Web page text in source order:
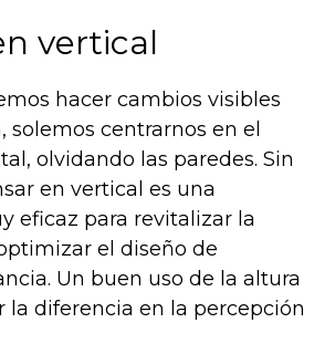
vertical
hacer cambios visibles
solemos centrarnos en el
olvidando las paredes. Sin
en vertical es una
eficaz para revitalizar la
el diseño de
Un buen uso de la altura
la diferencia en la percepción